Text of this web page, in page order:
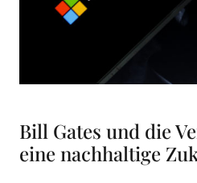
Bill Gates und die
eine nachhaltige